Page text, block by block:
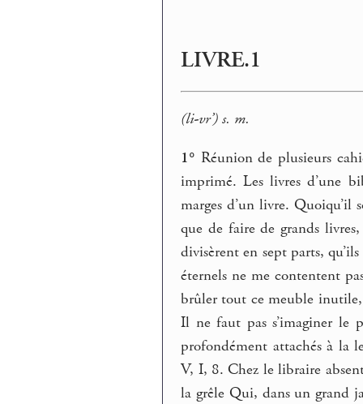
LIVRE.1
(li-vr’) s. m.
1° Réunion de plusieurs
imprimé. Les livres d’une
marges d’un livre. Quoiqu’il
que de faire de grands
divisèrent en sept parts,
éternels ne me contentent
brûler tout ce meuble
Il ne faut pas s’imaginer le
profondément attachés à la
V, I, 8. Chez le libraire
la grêle Qui, dans un grand